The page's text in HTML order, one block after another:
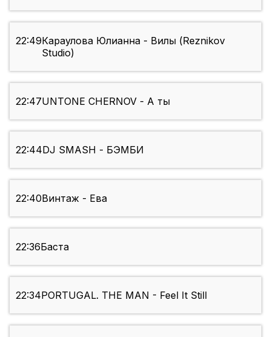
22:49Караулова Юлианна - Вилы (Reznikov
Studio)
22:47UNTONE CHERNOV - А ты
22:44DJ SMASH - БЭМБИ
22:40Винтаж - Ева
22:36Баста
22:34PORTUGAL. THE MAN - Feel It Still